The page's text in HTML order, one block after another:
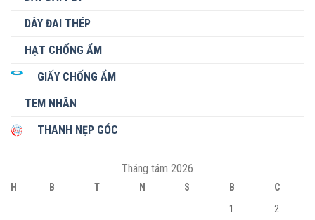
DÂY ĐAI THÉP
HẠT CHỐNG ẨM
GIẤY CHỐNG ẨM
TEM NHÃN
THANH NẸP GÓC
Tháng tám 2026
H B T N S B
C
1
2